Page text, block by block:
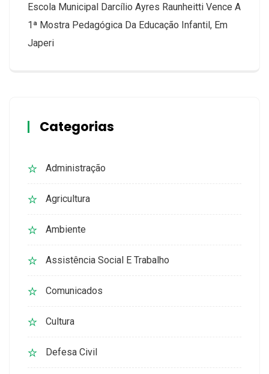
Escola Municipal Darcílio Ayres Raunheitti Vence A
1ª Mostra Pedagógica Da Educação Infantil, Em
Japeri
Categorias
Administração
Agricultura
Ambiente
Assistência Social E Trabalho
Comunicados
Cultura
Defesa Civil